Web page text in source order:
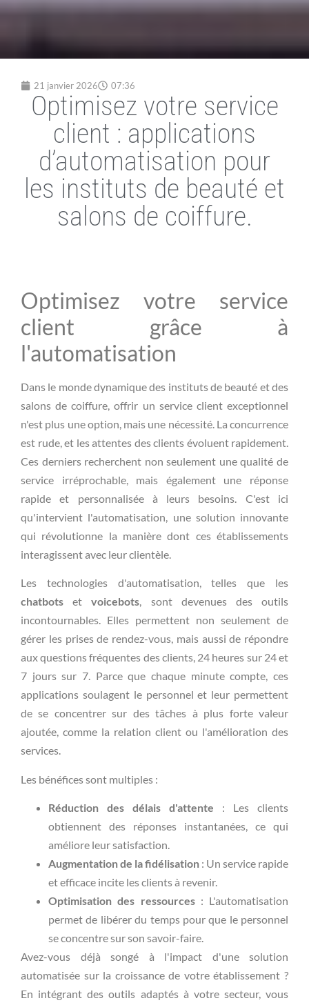
21 janvier 2026 07:36
Optimisez votre service
client : applications
d’automatisation pour
les instituts de beauté et
salons de coiffure.
Optimisez votre service
client grâce à
l'automatisation
Dans le monde dynamique des instituts de beauté et des
salons de coiffure, offrir un service client exceptionnel
n'est plus une option, mais une nécessité. La concurrence
est rude, et les attentes des clients évoluent rapidement.
Ces derniers recherchent non seulement une qualité de
service irréprochable, mais également une réponse
rapide et personnalisée à leurs besoins. C'est ici
qu'intervient l'automatisation, une solution innovante
qui révolutionne la manière dont ces établissements
interagissent avec leur clientèle.
Les technologies d'automatisation, telles que les
chatbots etvoicebots, sont devenues des outils
incontournables. Elles permettent non seulement de
gérer les prises de rendez-vous, mais aussi de répondre
aux questions fréquentes des clients, 24 heures sur 24 et
7 jours sur 7. Parce que chaque minute compte, ces
applications soulagent le personnel et leur permettent
de se concentrer sur des tâches à plus forte valeur
ajoutée, comme la relation client ou l'amélioration des
services.
Les bénéfices sont multiples :
Réduction des délais d'attente : Les clients
obtiennent des réponses instantanées, ce qui
améliore leur satisfaction.
Augmentation de la fidélisation : Un service rapide
et efficace incite les clients à revenir.
Optimisation des ressources: L'automatisation
permet de libérer du temps pour que le personnel
se concentre sur son savoir-faire.
Avez-vous déjà songé à l'impact d'une solution
automatisée sur la croissance de votre établissement ?
En intégrant des outils adaptés à votre secteur, vous